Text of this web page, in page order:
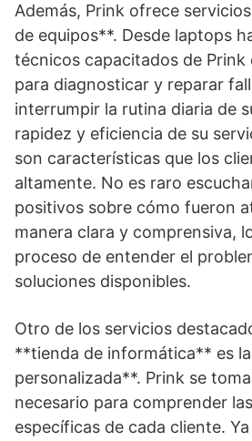
Además, Prink ofrece
de equipos**. Desde laptops
técnicos capacitados de Prink
para diagnosticar y reparar
interrumpir la rutina diaria de
rapidez y eficiencia de su
son características que los
altamente. No es raro
positivos sobre cómo fueron
manera clara y comprensiva,
proceso de entender el
soluciones disponibles.
Otro de los servicios
**tienda de informática** es
personalizada**. Prink se
necesario para comprender
específicas de cada cliente.